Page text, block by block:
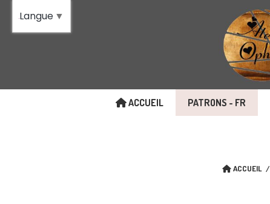
ACCUEIL PATRONS - FR
ACCUEIL
Langue ▼